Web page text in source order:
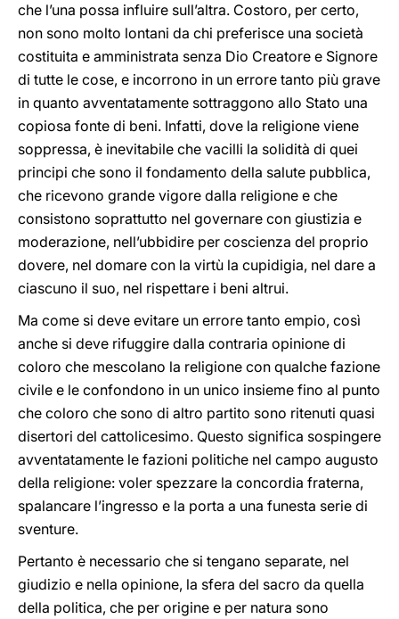
che l’una possa influire sull’altra. Costoro, per certo,
non sono molto lontani da chi preferisce una società
costituita e amministrata senza Dio Creatore e Signore
di tutte le cose, e incorrono in un errore tanto più grave
in quanto avventatamente sottraggono allo Stato una
copiosa fonte di beni. Infatti, dove la religione viene
soppressa, è inevitabile che vacilli la solidità di quei
principi che sono il fondamento della salute pubblica,
che ricevono grande vigore dalla religione e che
consistono soprattutto nel governare con giustizia e
moderazione, nell’ubbidire per coscienza del proprio
dovere, nel domare con la virtù la cupidigia, nel dare a
ciascuno il suo, nel rispettare i beni altrui.
Ma come si deve evitare un errore tanto empio, così
anche si deve rifuggire dalla contraria opinione di
coloro che mescolano la religione con qualche fazione
civile e le confondono in un unico insieme fino al punto
che coloro che sono di altro partito sono ritenuti quasi
disertori del cattolicesimo. Questo significa sospingere
avventatamente le fazioni politiche nel campo augusto
della religione: voler spezzare la concordia fraterna,
spalancare l’ingresso e la porta a una funesta serie di
sventure.
Pertanto è necessario che si tengano separate, nel
giudizio e nella opinione, la sfera del sacro da quella
della politica, che per origine e per natura sono